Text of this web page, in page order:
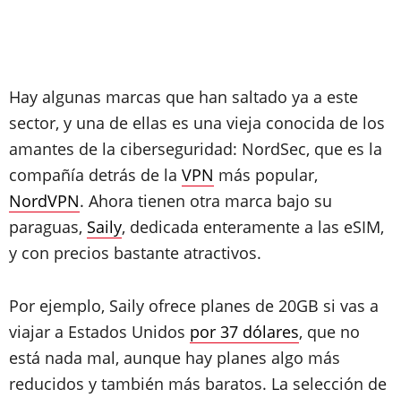
Hay algunas marcas que han saltado ya a este
sector, y una de ellas es una vieja conocida de los
amantes de la ciberseguridad: NordSec, que es la
compañía detrás de la VPN más popular,
NordVPN. Ahora tienen otra marca bajo su
paraguas, Saily, dedicada enteramente a las eSIM,
y con precios bastante atractivos.
Por ejemplo, Saily ofrece planes de 20GB si vas a
viajar a Estados Unidos por 37 dólares, que no
está nada mal, aunque hay planes algo más
reducidos y también más baratos. La selección de